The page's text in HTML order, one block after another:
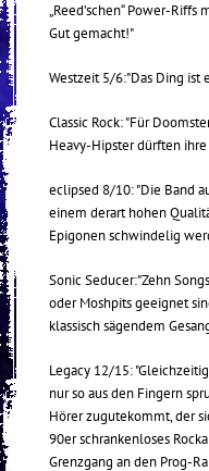
„Reed’schen“ Power-
Gut gemacht!"
Westzeit 5/6:"Das Ding ist
Classic Rock: "Für
Heavy-Hipster dürften
eclipsed 8/10: "Die Band
einem derart hohen
Epigonen schwindelig
Sonic Seducer:"Zehn
oder Moshpits geeignet
klassisch sägendem
Legacy 12/15:
nur so aus den Fingern
Hörer zugutekommt, der
90er schrankenloses
Grenzgang an den Prog-